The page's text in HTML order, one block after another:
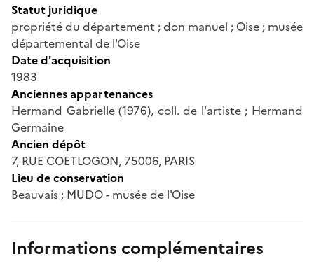
Statut juridique
propriété du département ; don manuel ; Oise ; musée
départemental de l'Oise
Date d'acquisition
1983
Anciennes appartenances
Hermand Gabrielle (1976), coll. de l'artiste ; Hermand
Germaine
Ancien dépôt
7, RUE COETLOGON, 75006, PARIS
Lieu de conservation
Beauvais ; MUDO - musée de l'Oise
Informations complémentaires